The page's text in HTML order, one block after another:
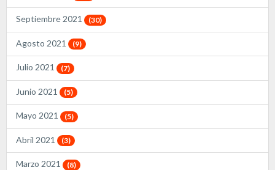
Septiembre 2021 (30)
Agosto 2021 (9)
Julio 2021 (7)
Junio 2021 (5)
Mayo 2021 (5)
Abril 2021 (3)
Marzo 2021 (8)